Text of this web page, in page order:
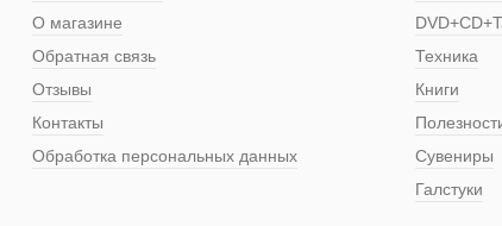
О магазине
Обратная связь
Отзывы
Контакты
Обработка персональных данных
Техника
Книги
Сувениры
Галстуки